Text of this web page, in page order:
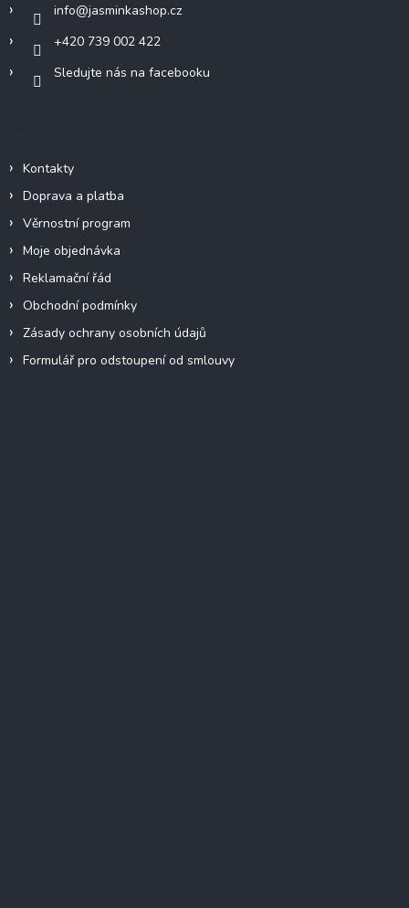
info@jasminkashop.cz
+420 739 002 422
Sledujte nás na facebooku
Kontakty
Doprava a platba
Věrnostní program
Moje objednávka
Reklamační řád
Obchodní podmínky
Zásady ochrany osobních údajů
Formulář pro odstoupení od smlouvy